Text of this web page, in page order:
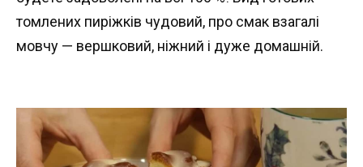
томлених пиріжків чудовий, про смак взагалі
мовчу — вершковий, ніжний і дуже домашній.